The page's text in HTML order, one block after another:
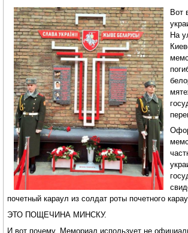
Вот
На
почетный караул из солдат роты почетного
ЭТО ПОЩЕЧИНА МИНСКУ.
И вот почему. Мемориал использует не